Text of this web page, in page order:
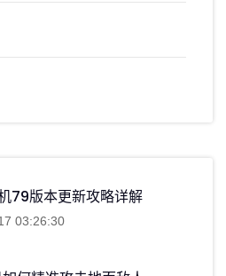
79版本更新攻略详解
03:26:30